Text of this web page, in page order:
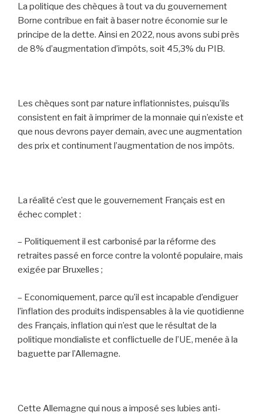
La politique des chèques à tout va du gouvernement
Borne contribue en fait à baser notre économie sur le
principe de la dette. Ainsi en 2022, nous avons subi près
de 8% d’augmentation d’impôts, soit 45,3% du PIB.
Les chèques sont par nature inflationnistes, puisqu’ils
consistent en fait à imprimer de la monnaie qui n’existe et
que nous devrons payer demain, avec une augmentation
des prix et continument l’augmentation de nos impôts.
La réalité c’est que le gouvernement Français est en
échec complet :
– Politiquement il est carbonisé par la réforme des
retraites passé en force contre la volonté populaire, mais
exigée par Bruxelles ;
– Economiquement, parce qu’il est incapable d’endiguer
l’inflation des produits indispensables à la vie quotidienne
des Français, inflation qui n’est que le résultat de la
politique mondialiste et conflictuelle de l’UE, menée à la
baguette par l’Allemagne.
Cette Allemagne qui nous a imposé ses lubies anti-